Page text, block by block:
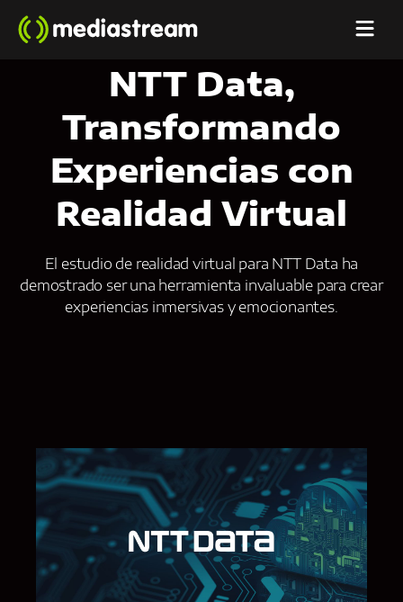
NTT Data,
Transformando
Experiencias con
Realidad Virtual
El estudio de realidad virtual para NTT Data ha
demostrado ser una herramienta invaluable para crear
experiencias inmersivas y emocionantes.